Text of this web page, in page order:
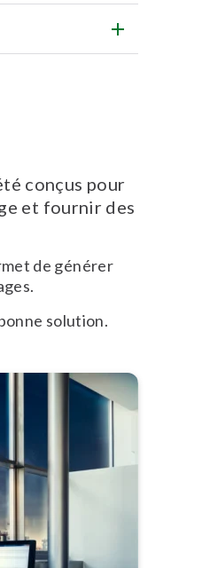
conçus pour
et fournir des
de générer
solution.